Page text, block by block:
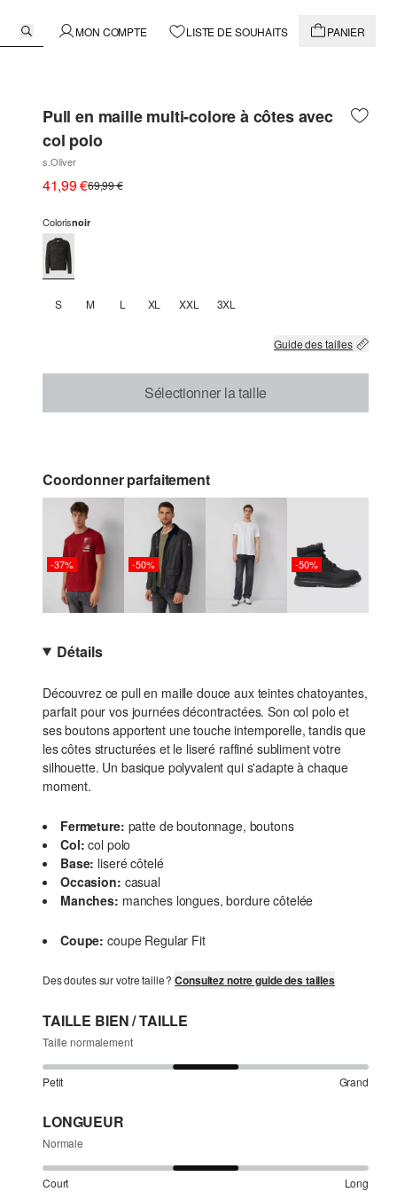
MON COMPTE LISTE DE SOUHAITS PANIER
Pull en maille multi-colore à côtes avec
col polo
s.Oliver
41,99 €69,99 €
Colorisnoir
S M L XL XXL 3XL
Guide des tailles
Sélectionner la taille
Coordonner parfaitement
-37% -50% -50%
Détails
Découvrez ce pull en maille douce aux teintes chatoyantes,
parfait pour vos journées décontractées. Son col polo et
ses boutons apportent une touche intemporelle, tandis que
les côtes structurées et le liseré raffiné subliment votre
silhouette. Un basique polyvalent qui s'adapte à chaque
moment.
Fermeture: patte de boutonnage, boutons
Col: col polo
Base: liseré côtelé
Occasion: casual
Manches: manches longues, bordure côtelée
Coupe: coupe Regular Fit
Des doutes sur votre taille ?Consultez notre guide des tailles
TAILLE BIEN / TAILLE
Taille normalement
Petit Grand
LONGUEUR
Normale
Court Long